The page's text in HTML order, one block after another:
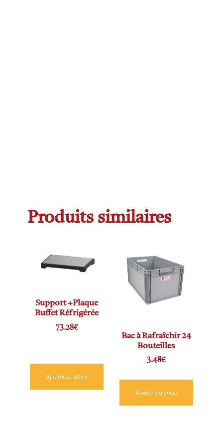
Produits similaires
Support +Plaque
Buffet Réfrigérée
73.28€
Ajouter au devis
Bac à Rafraîchir 24
Bouteilles
3.48€
Ajouter au devis